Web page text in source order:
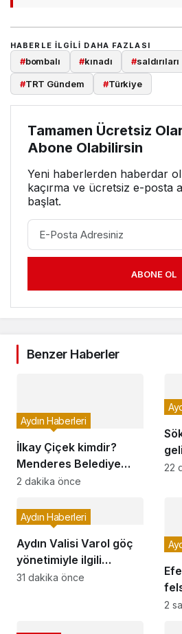
HABERLE ILGILI DAHA FAZLASI
#bombalı #kınadı #saldırıları
#TRT Gündem #Türkiye
Tamamen Ücretsiz
Abone Olabilirsin
Yeni haberlerden haberdar
kaçırma ve ücretsiz e-posta
başlat.
ABONE OL
Benzer Haberler
İlkay Çiçek kimdir?
Menderes Belediye
Başkanı İlkay Çiçek evli
Aydın Haberleri
2 dakika önce
22
Aydın Valisi Varol göç
yönetimiyle ilgili
toplantıya katıldı!
Aydın Haberleri
31 dakika önce
2